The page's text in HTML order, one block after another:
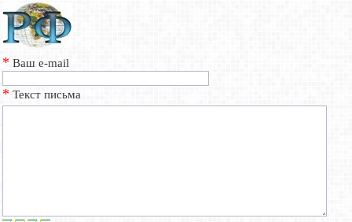
* Ваш e-mail
* Текст письма